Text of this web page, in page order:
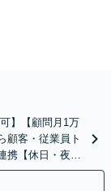
】【顧問月1万
顧客・従業員ト
携【休日・夜